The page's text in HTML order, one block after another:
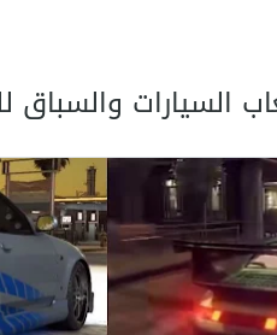
السيارات والسباق